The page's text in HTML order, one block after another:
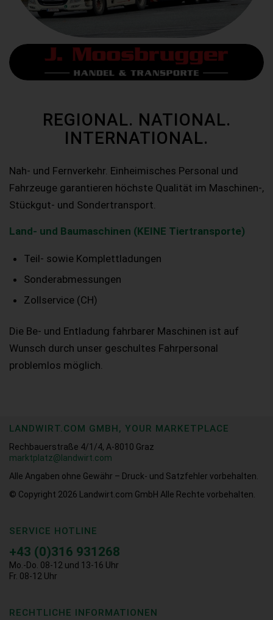
REGIONAL. NATIONAL.
INTERNATIONAL.
Nah- und Fernverkehr. Einheimisches Personal und
Fahrzeuge garantieren höchste Qualität im Maschinen-,
Stückgut- und Sondertransport.
Land- und Baumaschinen (KEINE Tiertransporte)
Teil- sowie Komplettladungen
Sonderabmessungen
Zollservice (CH)
Die Be- und Entladung fahrbarer Maschinen ist auf
Wunsch durch unser geschultes Fahrpersonal
problemlos möglich.
LANDWIRT.COM GMBH, YOUR MARKETPLACE
Rechbauerstraße 4/1/4, A-8010 Graz
marktplatz@landwirt.com
Alle Angaben ohne Gewähr – Druck- und Satzfehler vorbehalten.
© Copyright 2026
Landwirt.com GmbH Alle Rechte vorbehalten.
SERVICE HOTLINE
+43 (0)316 931268
Mo.-Do. 08-12 und 13-16 Uhr
Fr. 08-12 Uhr
RECHTLICHE INFORMATIONEN